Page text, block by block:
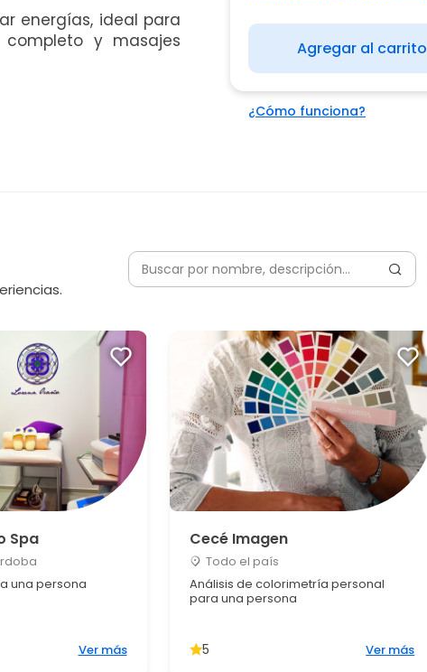
energías, ideal para
y masajes
Agregar al carrito
¿Cómo funciona?
Spa
una persona
Ver más
Cecé Imagen
Todo el país
Análisis de colorimetría personal
para una persona
5 Ver más